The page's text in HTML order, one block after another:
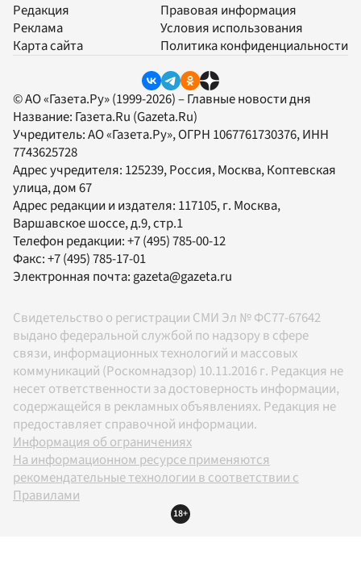
Редакция
Реклама
Карта сайта
Правовая информация
Условия использования
Политика конфиденциальности
© АО «Газета.Ру» (1999-2026) – Главные новости дня
Название: Газета.Ru (Gazeta.Ru)
Учредитель:АО «Газета.Ру», ОГРН 1067761730376, ИНН
7743625728
Адрес учредителя: 125239, Россия, Москва, Коптевская
улица, дом 67
Адрес редакции и издателя: 117105, г. Москва,
Варшавское шоссе, д.9, стр.1
Телефон редакции:+7 (495) 785-00-12
Факс:+7 (495) 785-17-01
Электронная почта:gazeta@gazeta.ru
Свидетельство о регистрации СМИ Эл № ФС77-67642
выдано федеральной службой по надзору в сфере
связи, информационных технологий и массовых
коммуникаций (Роскомнадзор) 10.11.2016 г. Редакция не
несет ответственности за достоверность информации,
содержащейся в рекламных объявлениях. Редакция не
предоставляет справочной информации.
Информация об ограничениях
На информационном ресурсе применяются
рекомендательные технологии в соответствии с
Правилами
18+